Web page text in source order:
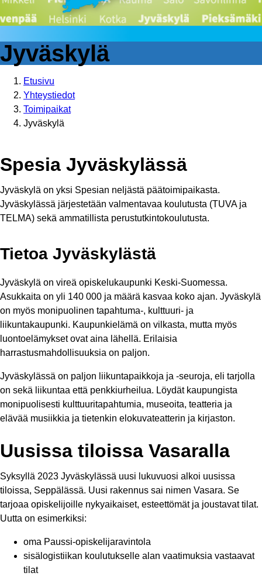
Jyväskylä
Etusivu
Yhteystiedot
Toimipaikat
Jyväskylä
Spesia Jyväskylässä
Jyväskylä on yksi Spesian neljästä päätoimipaikasta.
Jyväskylässä järjestetään valmentavaa koulutusta (TUVA ja
TELMA) sekä ammatillista perustutkintokoulutusta.
Tietoa Jyväskylästä
Jyväskylä on vireä opiskelukaupunki Keski-Suomessa.
Asukkaita on yli 140 000 ja määrä kasvaa koko ajan. Jyväskylä
on myös monipuolinen tapahtuma-, kulttuuri- ja
liikuntakaupunki. Kaupunkielämä on vilkasta, mutta myös
luontoelämykset ovat aina lähellä. Erilaisia
harrastusmahdollisuuksia on paljon.
Jyväskylässä on paljon liikuntapaikkoja ja -seuroja, eli tarjolla
on sekä liikuntaa että penkkiurheilua. Löydät kaupungista
monipuolisesti kulttuuritapahtumia, museoita, teatteria ja
elävää musiikkia ja tietenkin elokuvateatterin ja kirjaston.
Uusissa tiloissa Vasaralla
Syksyllä 2023 Jyväskylässä uusi lukuvuosi alkoi uusissa
tiloissa, Seppälässä. Uusi rakennus sai nimen Vasara. Se
tarjoaa opiskelijoille nykyaikaiset, esteettömät ja joustavat tilat.
Uutta on esimerkiksi:
oma Paussi-opiskelijaravintola
sisälogistiikan koulutukselle alan vaatimuksia vastaavat
tilat